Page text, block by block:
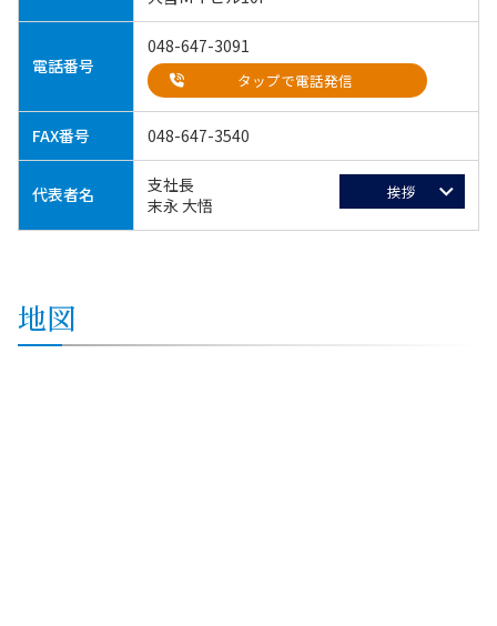
電話番号
048-647-3091
タップで電話発信
FAX番号 048-647-3540
代表者名 挨拶
支社長
末永 大悟
地図